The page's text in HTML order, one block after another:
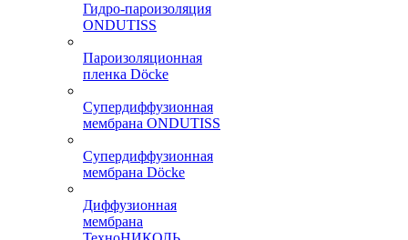
Гидро-пароизоляция
ONDUTISS
Пароизоляционная
пленка Döcke
Супердиффузионная
мембрана ONDUTISS
Супердиффузионная
мембрана Döcke
Диффузионная
мембрана